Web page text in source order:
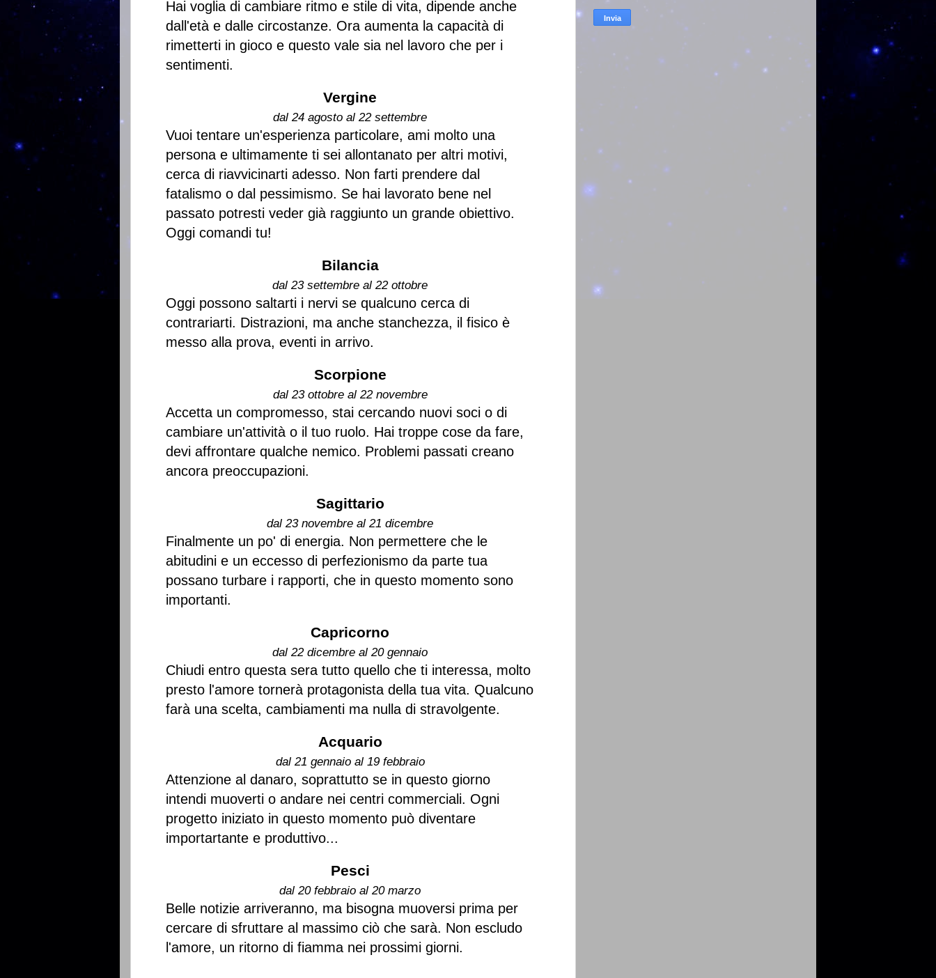
Hai voglia di cambiare ritmo e stile di vita, dipende anche
dall'età e dalle circostanze. Ora aumenta la capacità di
rimetterti in gioco e questo vale sia nel lavoro che per i
sentimenti.
Vergine
dal 24 agosto al 22 settembre
Vuoi tentare un'esperienza particolare, ami molto una
persona e ultimamente ti sei allontanato per altri motivi,
cerca di riavvicinarti adesso. Non farti prendere dal
fatalismo o dal pessimismo. Se hai lavorato bene nel
passato potresti veder già raggiunto un grande obiettivo.
Oggi comandi tu!
Bilancia
dal 23 settembre al 22 ottobre
Oggi possono saltarti i nervi se qualcuno cerca di
contrariarti. Distrazioni, ma anche stanchezza, il fisico è
messo alla prova, eventi in arrivo.
Scorpione
dal 23 ottobre al 22 novembre
Accetta un compromesso, stai cercando nuovi soci o di
cambiare un'attività o il tuo ruolo. Hai troppe cose da fare,
devi affrontare qualche nemico. Problemi passati creano
ancora preoccupazioni.
Sagittario
dal 23 novembre al 21 dicembre
Finalmente un po' di energia. Non permettere che le
abitudini e un eccesso di perfezionismo da parte tua
possano turbare i rapporti, che in questo momento sono
importanti.
Capricorno
dal 22 dicembre al 20 gennaio
Chiudi entro questa sera tutto quello che ti interessa, molto
presto l'amore tornerà protagonista della tua vita. Qualcuno
farà una scelta, cambiamenti ma nulla di stravolgente.
Acquario
dal 21 gennaio al 19 febbraio
Attenzione al danaro, soprattutto se in questo giorno
intendi muoverti o andare nei centri commerciali. Ogni
progetto iniziato in questo momento può diventare
importartante e produttivo...
Pesci
dal 20 febbraio al 20 marzo
Belle notizie arriveranno, ma bisogna muoversi prima per
cercare di sfruttare al massimo ciò che sarà. Non escludo
l'amore, un ritorno di fiamma nei prossimi giorni.